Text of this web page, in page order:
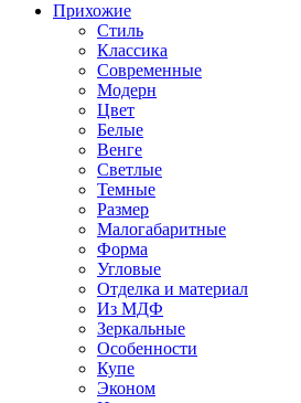
Прихожие
Стиль
Классика
Современные
Модерн
Цвет
Белые
Венге
Светлые
Темные
Размер
Малогабаритные
Форма
Угловые
Отделка и материал
Из МДФ
Зеркальные
Особенности
Купе
Эконом